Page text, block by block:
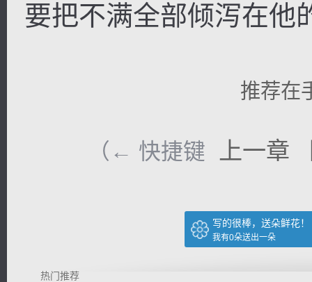
要把不满全部倾泻在他
推荐在
（← 快捷键 上一章
写的很棒，送朵鲜花！
我有0朵送出一朵
热门推荐